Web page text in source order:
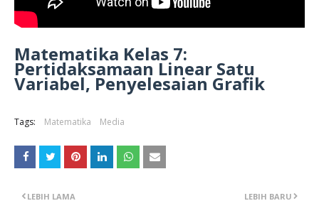
Matematika Kelas 7:
Pertidaksamaan Linear Satu
Variabel, Penyelesaian Grafik
Tags: Matematika Media
LEBIH BARU
LEBIH LAMA